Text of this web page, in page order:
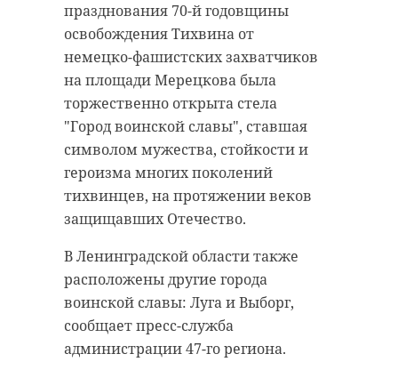
празднования 70-й годовщины
освобождения Тихвина от
немецко-фашистских захватчиков
на площади Мерецкова была
торжественно открыта стела
"Город воинской славы", ставшая
символом мужества, стойкости и
героизма многих поколений
тихвинцев, на протяжении веков
защищавших Отечество.
В Ленинградской области также
расположены другие города
воинской славы: Луга и Выборг,
сообщает пресс-служба
администрации 47-го региона.
реставрация усадьба
РЕКОМЕНДУЕМ
Хирург из
Петербурга
восстанавливает
старинную финск
Уникальную
века
Поделиться статьей: